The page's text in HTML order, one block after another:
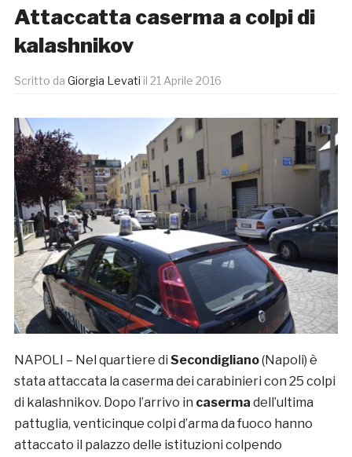
Attaccatta caserma a colpi di
kalashnikov
Scritto da Giorgia Levati il 21 Aprile 2016
NAPOLI – Nel quartiere di Secondigliano(Napoli) è
stata attaccata la caserma dei carabinieri con 25 colpi
di kalashnikov. Dopo l’arrivo in caserma dell’ultima
pattuglia, venticinque colpi d’arma da fuoco hanno
attaccato il palazzo delle istituzioni colpendo